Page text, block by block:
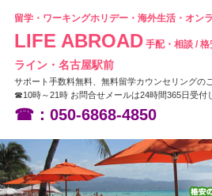
留学・ワーキングホリデー・海外生活・オン
LIFE ABROAD手配・相談 / 格
ライン・名古屋駅前
サポート手数料無料、無料留学カウンセリングの
☎10時～21時 お問合せメールは24時間365日受付
☎：050-6868-4850
HOME
フィリピン留学